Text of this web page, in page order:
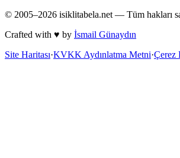
© 2005–2026 isiklitabela.net — Tüm hakları
Crafted with ♥ by İsmail Günaydın
Site Haritası·KVKK Aydınlatma Metni·Çerez